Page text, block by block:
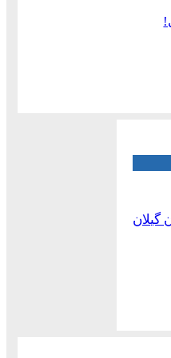
گیلان